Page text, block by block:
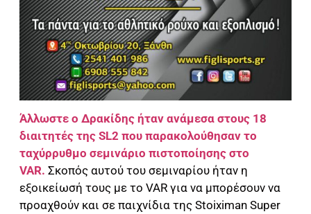
Άλλωστε ο Δρακίδης ήταν ανάμεσα στους 18
διαιτητές της SL2 που παρακολούθησαν το
ταχύρρυθμο σεμινάριο πιστοποίησης στο
VAR. Σκοπός αυτού του σεμιναρίου ήταν η
εξοικείωσή τους με το VAR για να μπορέσουν να
προαχθούν και σε παιχνίδια της Stoiximan Super